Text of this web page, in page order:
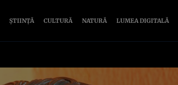
ȘTIINȚĂ CULTURĂ NATURĂ LUMEA DIGITALĂ